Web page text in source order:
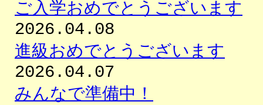
ご入学おめでとうございます
2026.04.08
進級おめでとうございます
2026.04.07
みんなで準備中！